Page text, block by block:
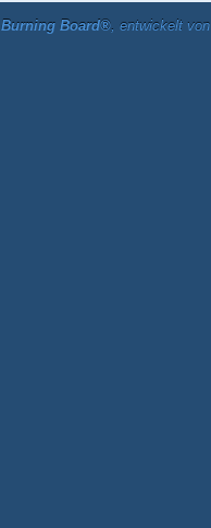
Burning Board®, entwickelt von